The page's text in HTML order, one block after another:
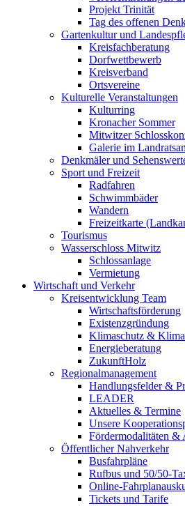
Projekt Trinität
Tag des offenen
Gartenkultur und
Kreisfachberatung
Dorfwettbewerb
Kreisverband
Ortsvereine
Kulturelle Veranstaltungen
Kulturring
Kronacher Sommer
Mitwitzer
Galerie im
Denkmäler und
Sport und Freizeit
Radfahren
Schwimmbäder
Wandern
Freizeitkarte
Tourismus
Wasserschloss Mitwitz
Schlossanlage
Vermietung
Wirtschaft und Verkehr
Kreisentwicklung Team
Wirtschaftsförderung
Existenzgründung
Klimaschutz &
Energieberatung
ZukunftHolz
Regionalmanagement
Handlungsfelder &
LEADER
Aktuelles & Termine
Unsere
Fördermodalitäten &
Öffentlicher Nahverkehr
Busfahrpläne
Rufbus und 50/50-
Online-
Tickets und Tarife